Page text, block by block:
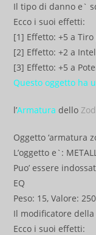
Il tipo di danno e`
Ecco i suoi effetti:
[1] Effetto: +5 a
[2] Effetto: +2 a
[3] Effetto: +5 a
Questo oggetto ha
l’Armatura dello
Oggetto ‘armatura
L’oggetto e`:
Puo’ essere
EQ
Peso: 15, Valore:
Il modificatore della
Ecco i suoi effetti: